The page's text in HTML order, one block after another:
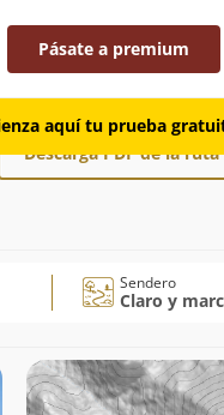
Pásate a premium
aquí tu prueba
Descarga PDF de la ruta
Sendero
Claro y